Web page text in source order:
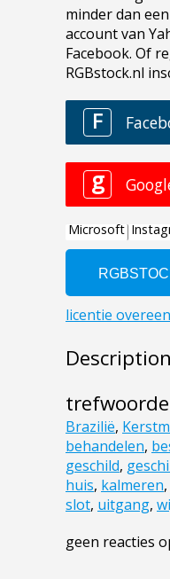
Description
Brazilië,
behandelen,
geschild,
huis, kalmeren,
slot, uitgang,
geen reacties